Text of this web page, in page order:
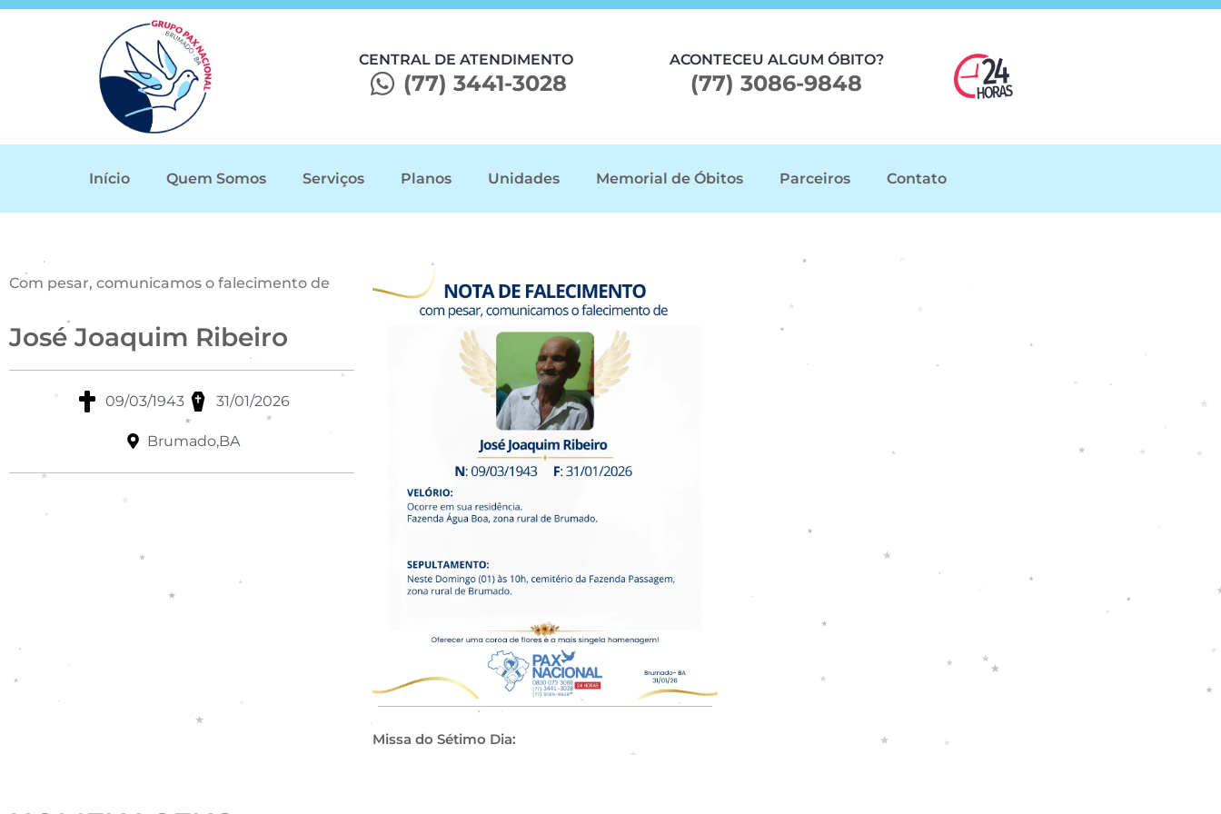
CENTRAL DE ATENDIMENTO
(77) 3441-3028
ACONTECEU ALGUM ÓBITO?
(77) 3086-9848
Início Quem Somos Serviços Planos Unidades Memorial de Óbitos Parceiros Contato
Com pesar, comunicamos o falecimento de
José Joaquim Ribeiro
09/03/1943 31/01/2026
Brumado,BA
Missa do Sétimo Dia: